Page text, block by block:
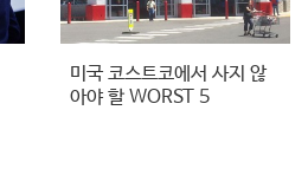
미국 코스트코에서 사지 않
아야 할 WORST 5